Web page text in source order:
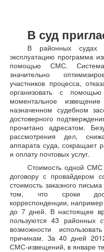
В суд
В районных судах
эксплуатацию программа
помощью СМС. Система
значительно
участников процесса,
организовать с
моментальное
назначенном судебном
достоверного
прочитано адресатом.
рассмотрения дел,
аппарата суда, сокращает
и оплату почтовых услуг.
Стоимость одной СМС
договору с провайдером
стоимость заказного
том, что сроки
корреспонденции,
до 7 дней. В настоящее
пользуются 43 районных
возможности
причинам. За 40 дней
СМС-извещений, в январе